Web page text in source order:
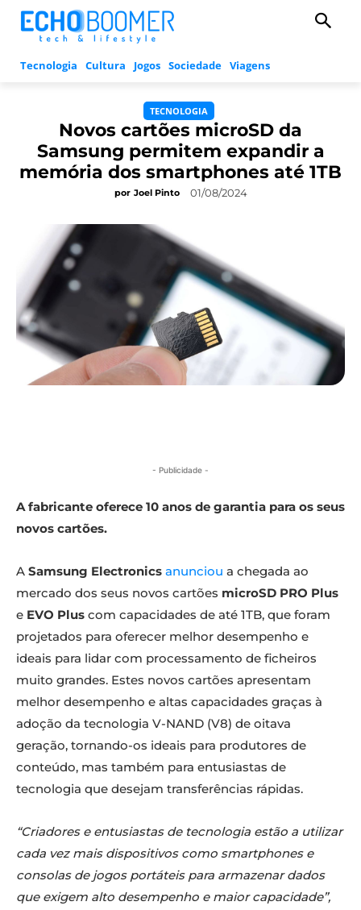
Tecnologia Cultura Jogos Sociedade Viagens
TECNOLOGIA
Novos cartões microSD da
Samsung permitem expandir a
memória dos smartphones até 1TB
por Joel Pinto 01/08/2024
- Publicidade -
A fabricante oferece 10 anos de garantia para os seus
novos cartões.
A Samsung Electronics anunciou a chegada ao
mercado dos seus novos cartões microSD PRO Plus
e EVO Plus com capacidades de até 1TB, que foram
projetados para oferecer melhor desempenho e
ideais para lidar com processamento de ficheiros
muito grandes. Estes novos cartões apresentam
melhor desempenho e altas capacidades graças à
adoção da tecnologia V-NAND (V8) de oitava
geração, tornando-os ideais para produtores de
conteúdo, mas também para entusiastas de
tecnologia que desejam transferências rápidas.
“Criadores e entusiastas de tecnologia estão a utilizar
cada vez mais dispositivos como smartphones e
consolas de jogos portáteis para armazenar dados
que exigem alto desempenho e maior capacidade”,